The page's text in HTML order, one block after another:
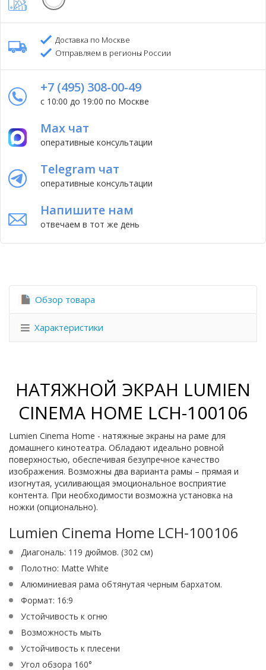
Доставка по Москве
Отправляем в регионы России
+7 (495) 308-00-49
с 10:00 до 19:00 по Москве
Max чат
оперативные консультации
Telegram чат
оперативные консультации
Напишите нам
отвечаем в тот же день
Обзор товара
Характеристики
НАТЯЖНОЙ ЭКРАН LUMIEN
CINEMA HOME LCH-100106
Lumien Cinema Home - натяжные экраны на раме для
домашнего кинотеатра. Обладают идеально ровной
поверхностью, обеспечивая безупречное качество
изображения. Возможны два варианта рамы – прямая и
изогнутая, усиливающая эмоциональное восприятие
контента. При необходимости возможна установка на
ножки (опционально).
Lumien Cinema Home LCH-100106
Диагональ: 119 дюймов. (302 см)
Полотно: Matte White
Алюминиевая рама обтянутая черным бархатом.
Формат: 16:9
Устойчивость к огню
Возможность мыть
Устойчивость к плесени
Угол обзора 160°